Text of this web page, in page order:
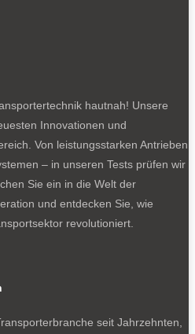
und die
und pünktlich
werden für jeden Transporter
60 Tage gespeichert“, so
Pro Service.
Servicetermin
machen mit. Und mit
hautnah! Unsere
Innovationen und
Von leistungsstarken Antrieben
– in unseren Tests prüfen wir
Sie ein in die Welt der
und entdecken Sie, wie
revolutioniert.
seit Jahrzehnten,